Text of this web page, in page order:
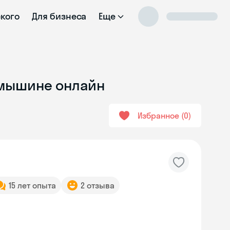
Для бизнеса Еще
онлайн
Избранное 0
15 лет опыта 2 отзыва